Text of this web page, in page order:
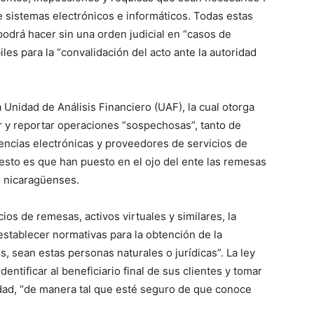
electrónicos e informáticos. Todas estas
hacer sin una orden judicial en “casos de
para la “convalidación del acto ante la autoridad
de Análisis Financiero (UAF), la cual otorga
reportar operaciones “sospechosas”, tanto de
electrónicas y proveedores de servicios de
es que han puesto en el ojo del ente las remesas
de remesas, activos virtuales y similares, la
normativas para la obtención de la
sean estas personas naturales o jurídicas”. La ley
al beneficiario final de sus clientes y tomar
“de manera tal que esté seguro de que conoce